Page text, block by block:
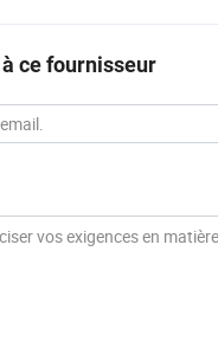
ce fournisseur